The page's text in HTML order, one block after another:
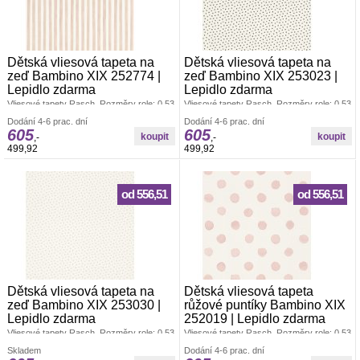
Dětská vliesová tapeta na
zeď Bambino XIX 252774 |
Lepidlo zdarma
Vliesové tapety Rasch. Rozměry role: 0,53
Lepidlem se natírá pouze zeď. Vliesové
tapety na zeď se vyznačují dobrou
prodyšností, mechanickou odolností a
schopností zakrytí jemných prasklin.
Dodání 4-6 prac. dní
605,-
499,92
Dětská vliesová tapeta na
zeď Bambino XIX 253023 |
Lepidlo zdarma
Vliesové tapety Rasch. Rozměry role: 0,53
Lepidlem se natírá pouze zeď. Vliesové
tapety na zeď se vyznačují dobrou
prodyšností, mechanickou odolností a
schopností zakrytí jemných prasklin.
Dodání 4-6 prac. dní
605,-
499,92
Dětská vliesová tapeta na
zeď Bambino XIX 253030 |
Lepidlo zdarma
Vliesové tapety Rasch. Rozměry role: 0,53
Lepidlem se natírá pouze zeď. Vliesové
od 556,51
Skladem
Dětská vliesová tapeta
růžové puntíky Bambino XIX
252019 | Lepidlo zdarma
Vliesové tapety Rasch. Rozměry role: 0,53
Lepidlem se natírá pouze zeď. Vliesové
od 556,51
Dodání 4-6 prac. dní